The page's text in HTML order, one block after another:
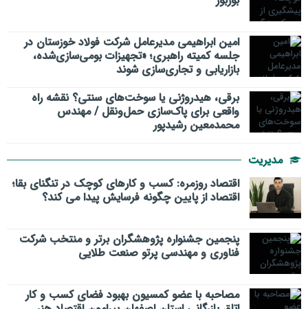
امین ابراهیمی مدیرعامل شرکت فولاد خوزستان در
جلسه کمیته راهبری؛ «تجهیزات بومی‌سازی‌شده،
بازاریابی و تجاری‌سازی شوند
برقی، هیدروژنی یا سوخت‌های سنتی؟ نقشه راه
واقعی برای پاک‌سازی حمل‌ونقل / مهندس
محمدمعین رشیدپور
مدیریت
اقتصاد روزمره: کسب‌ و کارهای کوچک در تنگنای بقا؛
اقتصاد از پایین چگونه فرسایش پیدا می کند؟
پنجمین جشنواره پژوهشگران برتر و منتخب شرکت
فناوری و مهندسی پرتو صنعت طلایی
مصاحبه با عضو کمسیون بهبود فضای کسب و کار